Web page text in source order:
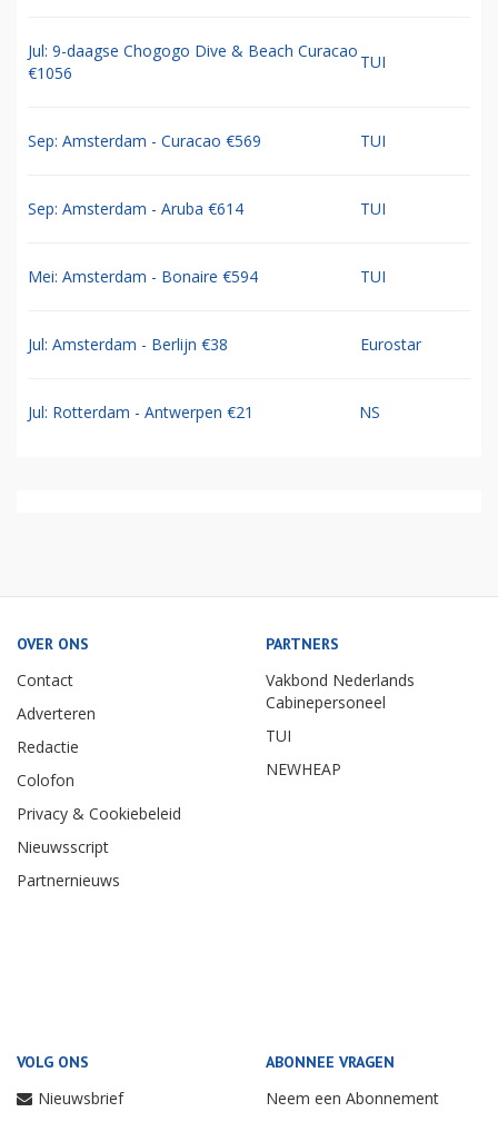
Jul: 9-daagse Chogogo Dive & Beach Curacao
€1056
TUI
Sep: Amsterdam - Curacao €569 TUI
Sep: Amsterdam - Aruba €614 TUI
Mei: Amsterdam - Bonaire €594 TUI
Jul: Amsterdam - Berlijn €38 Eurostar
Jul: Rotterdam - Antwerpen €21 NS
OVER ONS
Contact
Adverteren
Redactie
Colofon
Privacy & Cookiebeleid
Nieuwsscript
Partnernieuws
PARTNERS
Vakbond Nederlands
Cabinepersoneel
TUI
NEWHEAP
VOLG ONS
Nieuwsbrief
ABONNEE VRAGEN
Neem een Abonnement